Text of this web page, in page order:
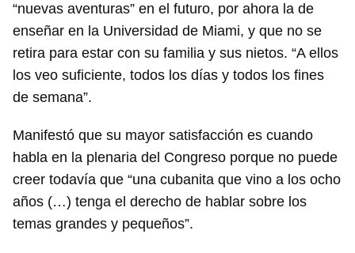
“nuevas aventuras” en el futuro, por ahora la de
enseñar en la Universidad de Miami, y que no se
retira para estar con su familia y sus nietos. “A ellos
los veo suficiente, todos los días y todos los fines
de semana”.
Manifestó que su mayor satisfacción es cuando
habla en la plenaria del Congreso porque no puede
creer todavía que “una cubanita que vino a los ocho
años (…) tenga el derecho de hablar sobre los
temas grandes y pequeños”.